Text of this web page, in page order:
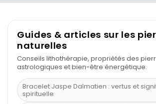
Guides & articles sur les
naturelles
Conseils lithothérapie, propriétés des
astrologiques et bien-être énergétique.
Bracelet Jaspe Dalmatien : vertus et
spirituelle